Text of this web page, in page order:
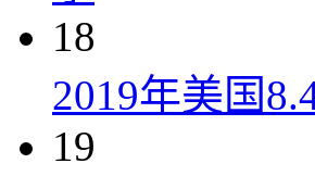
18
2019年美国
19